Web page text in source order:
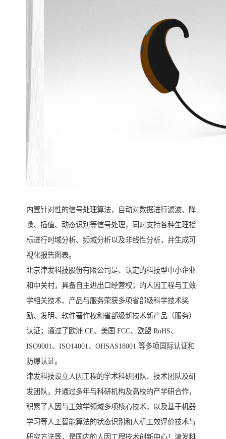
内置针对性的信号处理算法，自动对数据进行滤波、降
噪、插值、动态识别等信号处理，同时支持各种生理指
标进行时域分析、频域分析以及非线性分析，并生成可
视化报告图表。
北京津发科技股份有限公司是、认定的科技型中小企业
和中关村，具备自主进出口经营权；的人因工程与工效
学相关技术、产品与服务荣获多项省部级科学技术奖
励、发明、软件著作权和省部级新技术新产品（服务）
认证；通过了欧洲 CE、美国 FCC、欧盟 RoHS、
ISO9001、ISO14001、OHSAS18001 等多项国际认证和
防爆认证。
津发科技设立人因工程的学术科研团队、技术团队及研
发团队，并通过多年与科研机构及高校的产学研合作，
积累了人因与工效学领域多项核心技术，以及基于机器
学习等人工智能算法的状态识别和人机工效评价技术与
研究方法等，是国内的人因工程技术创新中心！津发科